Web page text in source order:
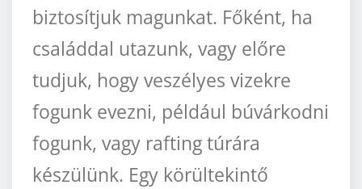
biztosítjuk magunkat. Főként, ha
családdal utazunk, vagy előre
tudjuk, hogy veszélyes vizekre
fogunk evezni, például búvárkodni
fogunk, vagy rafting túrára
készülünk. Egy körültekintő